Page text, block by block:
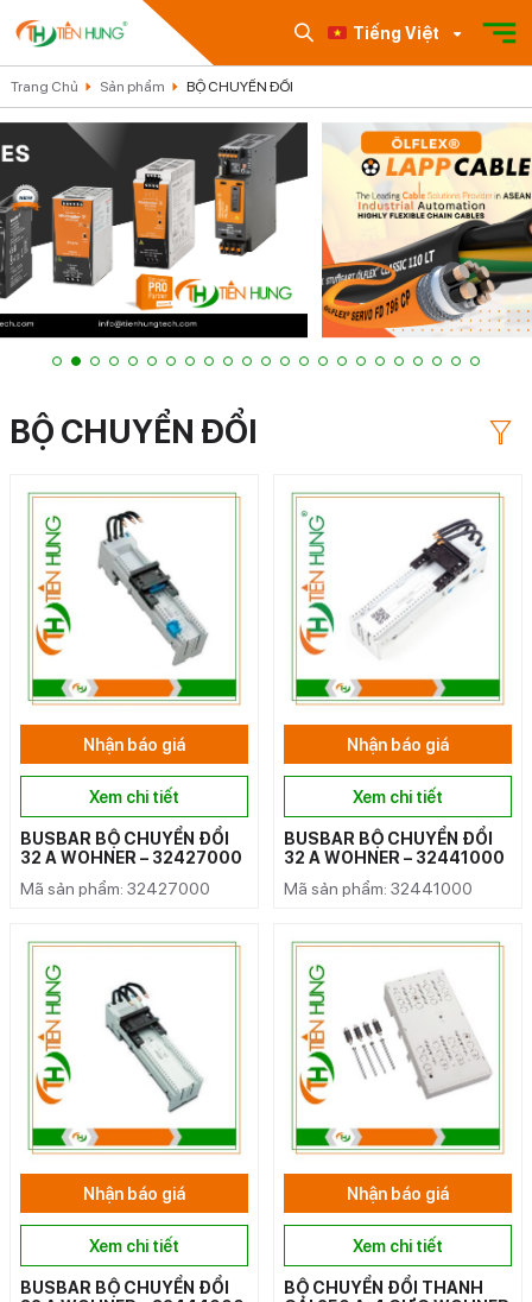
Tiếng Việt
Trang Chủ Sản phẩm BỘ CHUYỂN ĐỔI
BỘ CHUYỂN ĐỔI
Nhận báo giá
Xem chi tiết
BUSBAR BỘ CHUYỂN ĐỔI
32 A WOHNER – 32427000
Mã sản phẩm: 32427000
Nhận báo giá
Xem chi tiết
BUSBAR BỘ CHUYỂN ĐỔI
32 A WOHNER – 32441000
Mã sản phẩm: 32441000
Nhận báo giá
Xem chi tiết
BUSBAR BỘ CHUYỂN ĐỔI
Nhận báo giá
Xem chi tiết
BỘ CHUYỂN ĐỔI THANH